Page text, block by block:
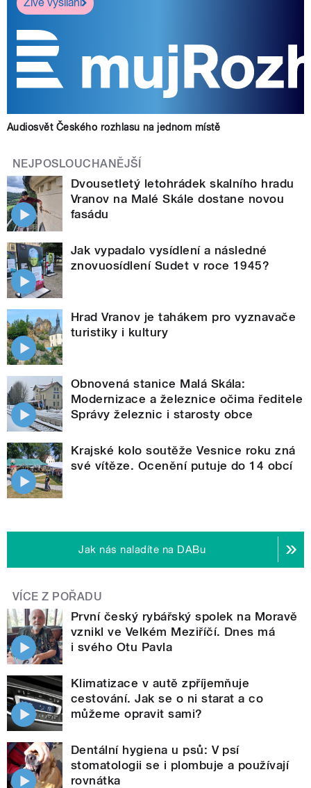
Audiosvět Českého rozhlasu na jednom místě
NEJPOSLOUCHANĚJŠÍ
Dvousetletý letohrádek skalního hradu
Vranov na Malé Skále dostane novou
fasádu
Jak vypadalo vysídlení a následné
znovuosídlení Sudet v roce 1945?
Hrad Vranov je tahákem pro vyznavače
turistiky i kultury
Obnovená stanice Malá Skála:
Modernizace a železnice očima ředitele
Správy železnic i starosty obce
Krajské kolo soutěže Vesnice roku zná
své vítěze. Ocenění putuje do 14 obcí
Jak nás naladíte na DABu
VÍCE Z POŘADU
První český rybářský spolek na Moravě
vznikl ve Velkém Meziříčí. Dnes má
i svého Otu Pavla
Klimatizace v autě zpříjemňuje
cestování. Jak se o ni starat a co
můžeme opravit sami?
Dentální hygiena u psů: V psí
stomatologii se i plombuje a používají
rovnátka